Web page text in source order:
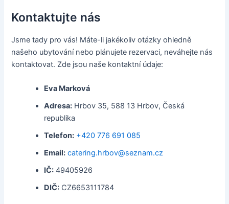
Kontaktujte nás
Jsme tady pro vás! Máte-li jakékoliv otázky ohledně
našeho ubytování nebo plánujete rezervaci, neváhejte nás
kontaktovat. Zde jsou naše kontaktní údaje:
Eva Marková
Adresa: Hrbov 35, 588 13 Hrbov, Česká
republika
Telefon: +420 776 691 085
Email: catering.hrbov@seznam.cz
IČ: 49405926
DIČ: CZ6653111784